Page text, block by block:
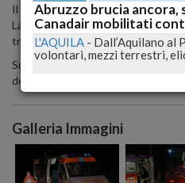
Il 49enne, che ha riportato gravi
La donna che viaggiava con lui e'
trasportata all'ospedale dai
Sul posto anche la polizia
del fuoco di Pescara.
Galleria Immagini
Abruzzo brucia
Canadair mobilitati
L'AQUILA - Dall’Aquilano al
volontari, mezzi terrestri,